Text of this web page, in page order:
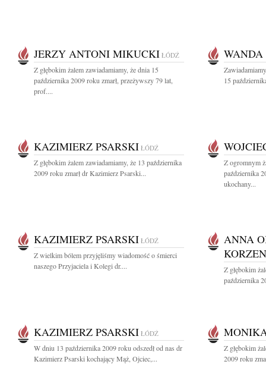
JERZY ANTONI MIKUCKI ŁÓDŹ
Z głębokim żalem zawiadamiamy, że dnia 15
października 2009 roku zmarł, przeżywszy 79 lat,
prof....
15
KAZIMIERZ PSARSKI ŁÓDŹ
Z głębokim żalem zawiadamiamy, że 13 października
2009 roku zmarł dr Kazimierz Psarski...
Z ogromnym
października
ukochany...
KAZIMIERZ PSARSKI ŁÓDŹ
Z wielkim bólem przyjęliśmy wiadomość o śmierci
naszego Przyjaciela i Kolegi dr....
ANNA
Z głębokim
października
KAZIMIERZ PSARSKI ŁÓDŹ
W dniu 13 października 2009 roku odszedł od nas dr
Kazimierz Psarski kochający Mąż, Ojciec,...
Z głębokim
2009 roku